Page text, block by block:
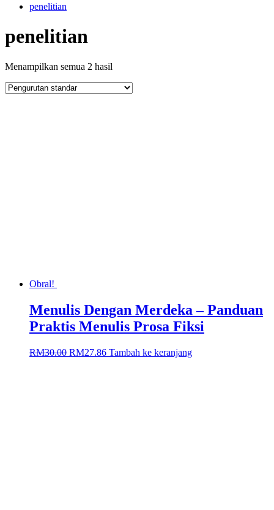
penelitian
penelitian
Menampilkan semua 2 hasil
Obral!
Menulis Dengan Merdeka – Panduan
Praktis Menulis Prosa Fiksi
RM30.00 Harga
RM27.86Harga
Tambah ke keranjang